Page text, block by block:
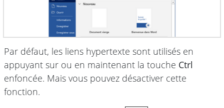
Par défaut, les liens hypertexte sont utilisés en
appuyant sur ou en maintenant la touche Ctrl
enfoncée. Mais vous pouvez désactiver cette
fonction.